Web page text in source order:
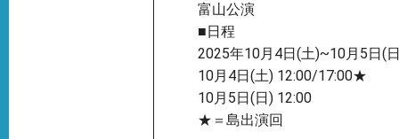
富山公演
■日程
2025年10月4日(土)~10月5日(
10月4日(土) 12:00/17:00★
10月5日(日) 12:00
★＝島出演回